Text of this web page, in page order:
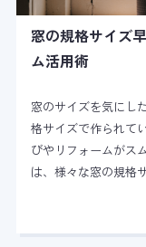
窓の規格サイズ
ム活用術
窓のサイズを気にし
格サイズで作られて
びやリフォームがス
は、様々な窓の規格